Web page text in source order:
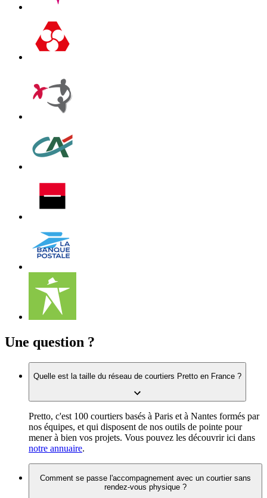
Une question ?
Quelle est la taille du réseau de courtiers Pretto en France ?
Pretto, c'est 100 courtiers basés à Paris et à Nantes formés par
nos équipes, et qui disposent de nos outils de pointe pour
mener à bien vos projets. Vous pouvez les découvrir ici dans
notre annuaire.
Comment se passe l'accompagnement avec un courtier sans
rendez-vous physique ?